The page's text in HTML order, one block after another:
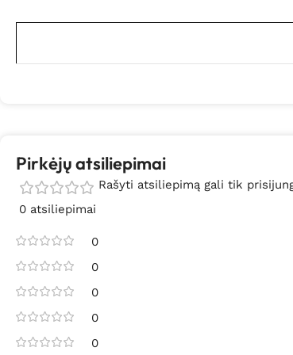
Pirkėjų atsiliepimai
0 atsiliepimai
0
0
0
0
0
Rašyti atsiliepimą gali tik